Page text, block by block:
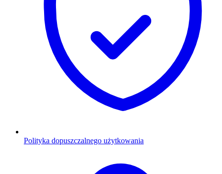
Polityka dopuszczalnego użytkowania